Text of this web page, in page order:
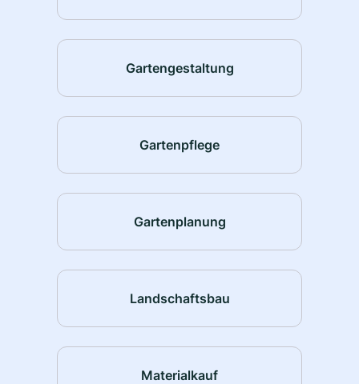
Gartengestaltung
Gartenpflege
Gartenplanung
Landschaftsbau
Materialkauf